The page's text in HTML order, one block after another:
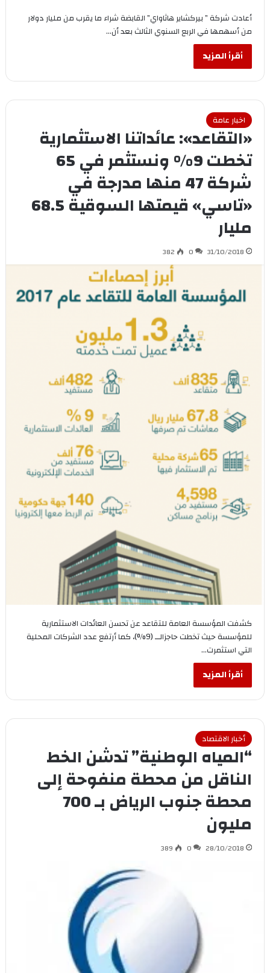
أعادت شركة ” بيركشاير هاثاواي” القابضة شراء ما يقرب من مليار دولار
من أسهمها في الربع السنوي الثالث بعد أن…
أقرأ المزيد
اخبار عامة
«التقاعد»: عائداتنا الاستثمارية
تخطت 9% ونستثمر في 65
شركة 47 منها مدرجة في
«تاسي» قيمتها السوقية 68.5
مليار
31/10/2018
0
382
كشفت المؤسسة العامة للتقاعد عن تحسن العائدات الاستثمارية
للمؤسسة حيث تخطت حاجزالــ (9%)، كما أرتفع عدد الشركات المحلية
التي استثمرت…
أقرأ المزيد
أخبار الاقتصاد
“المياه الوطنية” تدشن الخط
الناقل من محطة منفوحة إلى
محطة جنوب الرياض بـ 700
مليون
28/10/2018
0
389